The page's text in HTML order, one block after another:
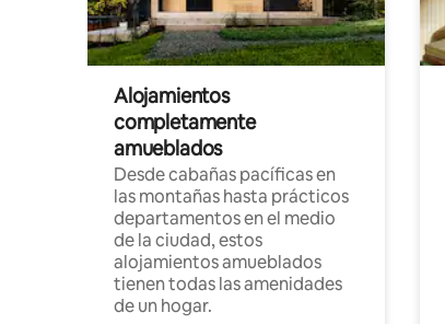
Alojamientos
completamente
amueblados
Desde cabañas pacíficas en
las montañas hasta prácticos
departamentos en el medio
de la ciudad, estos
alojamientos amueblados
tienen todas las amenidades
de un hogar.